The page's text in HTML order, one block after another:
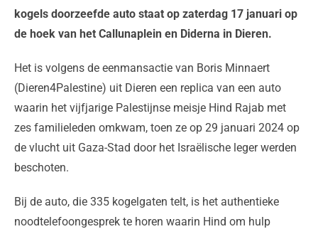
kogels doorzeefde auto staat op zaterdag 17 januari op
de hoek van het Callunaplein en Diderna in Dieren.
Het is volgens de eenmansactie van Boris Minnaert
(Dieren4Palestine) uit Dieren een replica van een auto
waarin het vijfjarige Palestijnse meisje Hind Rajab met
zes familieleden omkwam, toen ze op 29 januari 2024 op
de vlucht uit Gaza-Stad door het Israëlische leger werden
beschoten.
Bij de auto, die 335 kogelgaten telt, is het authentieke
noodtelefoongesprek te horen waarin Hind om hulp